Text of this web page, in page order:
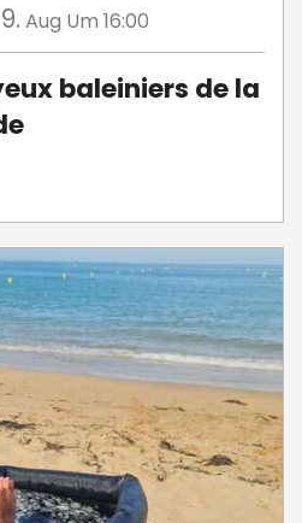
9. Aug Um 16:00
baleiniers de la